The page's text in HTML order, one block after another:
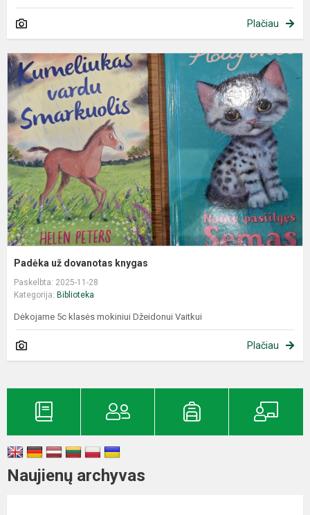
Plačiau
Padėka už dovanotas knygas
Paskelbta: 2025-11-28
Kategorija: Biblioteka
Dėkojame 5c klasės mokiniui Džeidonui Vaitkui
Plačiau
Naujienų archyvas